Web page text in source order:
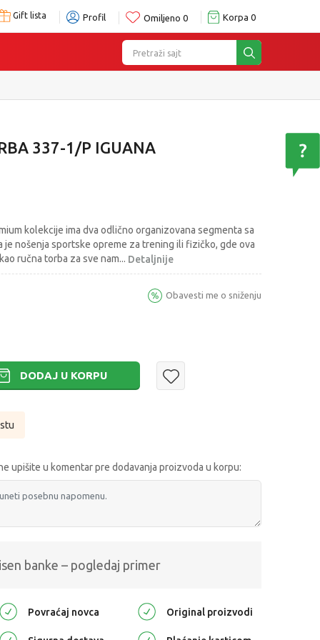
Gift lista Profil Omiljeno 0 Korpa 0
Pretraži sajt
337-1/P IGUANA
kolekcije ima dva odlično organizovana segmenta sa
je nošenja sportske opreme za trening ili fizičko, gde ova
ručna torba za sve nam... Detaljnije
Obavesti me o sniženju
DODAJ U KORPU
upišite u komentar pre dodavanja proizvoda u korpu:
banke – pogledaj primer
Povraćaj novca Original proizvodi